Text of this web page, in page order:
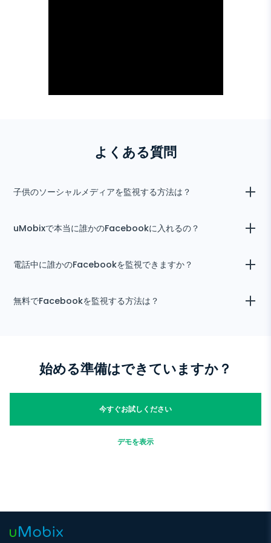
よくある質問
子供のソーシャルメディアを監視する方法は？
Androidユーザー向けに、あなたとお子様が同時に見ているかのよう
に、お子様が見ているコンテンツを表示するユニークな機能を提供しま
ャされ、それがスクリーンショットに変換されてあなたのユーザースペ
uMobixで本当に誰かのFacebookに入れるの？
はい、できます！さらに、友達に教えることもできます :) 疑問がある
場合は、いつでもこの機能を$3で試すことができます（監視の1週間全
電話中に誰かのFacebookを監視できますか？
もちろんできます。uMobixはバックグラウンドで静かに動作します。
ユーザーは、かなり目立つ痕跡を残さない限り、疑わしい活動に気づか
無料でFacebookを監視する方法は？
始める準備はできていますか？
今すぐお試しください
デモを表示